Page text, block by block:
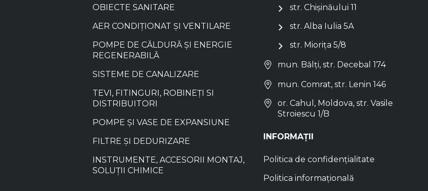
OBIECTE SANITARE
AER CONDIȚIONAT ȘI VENTILARE
POMPE DE CĂLDURĂ ȘI ENERGIE
REGENERABILĂ
SISTEME DE CANALIZARE
TEVI, FITINGURI, ROBINEȚI SI
DISTRIBUITORI
POMPE ȘI VASE DE EXPANSIUNE
FILTRE ȘI DEDURIZARE
INSTRUMENTE, ACCESORII MONTAJ,
SOLUȚII CHIMICE
str. Chișinăului 11
str. Alba Iulia 5A
str. Miorița 5/8
mun. Bălți, str. Decebal 174
mun. Comrat, str. Lenin 146
or. Cahul, Moldova, str. Vasile
Stroiescu 1/B
INFORMAȚII
Politica de confidențialitate
Politica informațională